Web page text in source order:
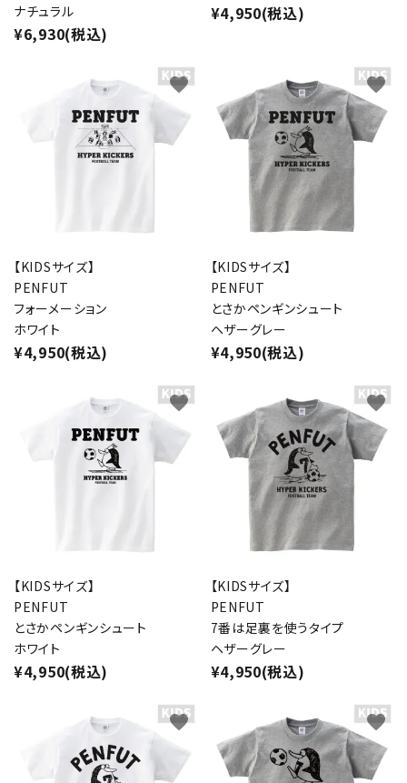
ナチュラル
¥6,930(税込)
¥4,950(税込)
【KIDSサイズ】
PENFUT
フォーメーション
ホワイト
¥4,950(税込)
favorite
【KIDSサイズ】
PENFUT
とさかペンギンシュート
ヘザーグレー
¥4,950(税込)
favorite
【KIDSサイズ】
PENFUT
とさかペンギンシュート
ホワイト
¥4,950(税込)
favorite
【KIDSサイズ】
PENFUT
7番は足裏を使うタイプ
ヘザーグレー
¥4,950(税込)
favorite
favorite favorite